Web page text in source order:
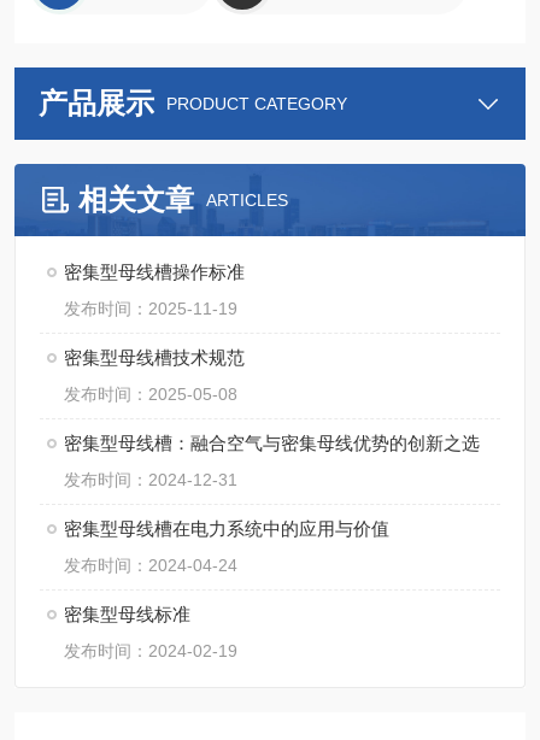
产品展示 PRODUCT CATEGORY
相关文章 ARTICLES
密集型母线槽操作标准
发布时间：2025-11-19
密集型母线槽技术规范
发布时间：2025-05-08
密集型母线槽：融合空气与密集母线优势的创新之选
发布时间：2024-12-31
密集型母线槽在电力系统中的应用与价值
发布时间：2024-04-24
密集型母线标准
发布时间：2024-02-19